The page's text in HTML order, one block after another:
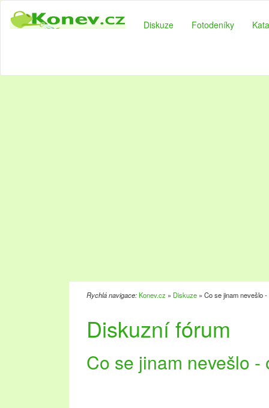
Diskuze Fotodeníky
Rychlá navigace:Konev.cz » Diskuze » Co se jinam nevešlo
Diskuzní fórum
Co se jinam nevešlo -